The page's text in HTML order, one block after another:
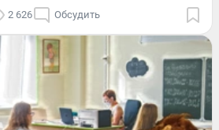
2 626 Обсудить